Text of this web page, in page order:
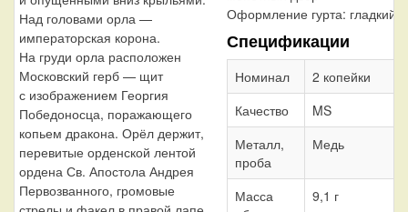
Над головами орла —
императорская корона.
На груди орла расположен
Московский герб — щит
с изображением Георгия
Победоносца, поражающего
копьем дракона. Орёл держит,
перевитые орденской лентой
ордена Св. Апостола Андрея
Первозванного, громовые
Оформление гурта: гладкий
Спецификации
Номинал
2 копейки
Качество
MS
Металл,
проба
Медь
Масса
9,1 г